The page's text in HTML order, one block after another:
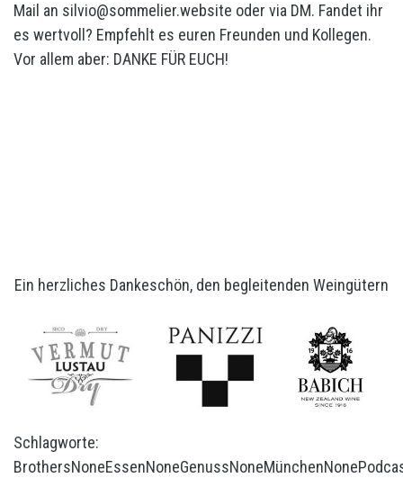
Mail an silvio@sommelier.website oder via DM. Fandet ihr
es wertvoll? Empfehlt es euren Freunden und Kollegen.
Vor allem aber: DANKE FÜR EUCH!
Ein herzliches Dankeschön, den begleitenden Weingütern
Schlagworte:
BrothersNoneEssenNoneGenussNoneMünchenNone